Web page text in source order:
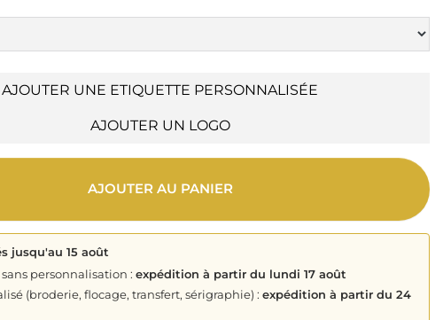
AJOUTER UNE ETIQUETTE PERSONNALISÉE
AJOUTER UN LOGO
AJOUTER AU PANIER
jusqu'au 15 août
personnalisation : expédition à partir du lundi 17 août
(broderie, flocage, transfert, sérigraphie) : expédition à partir du 24